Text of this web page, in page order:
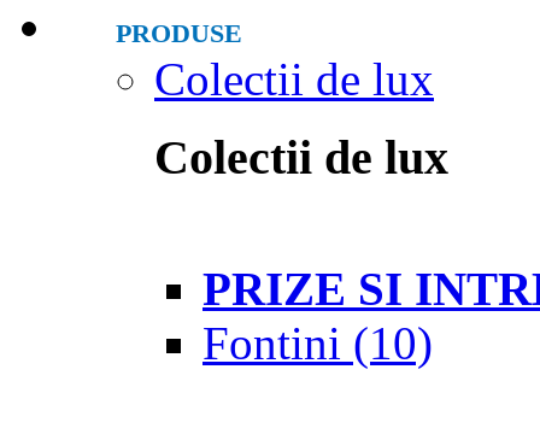
PRODUSE
Colectii de lux
Colectii de lux
PRIZE SI
Fontini (10)